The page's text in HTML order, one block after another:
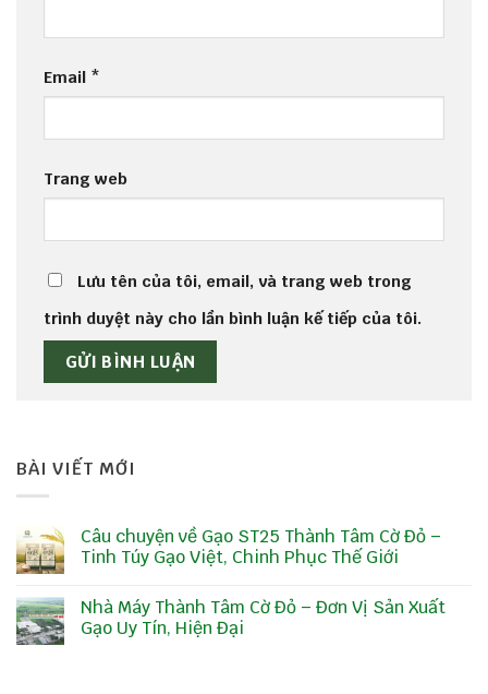
Email *
Trang web
Lưu tên của tôi, email, và trang web trong
trình duyệt này cho lần bình luận kế tiếp của tôi.
BÀI VIẾT MỚI
Câu chuyện về Gạo ST25 Thành Tâm Cờ Đỏ –
Tinh Túy Gạo Việt, Chinh Phục Thế Giới
Nhà Máy Thành Tâm Cờ Đỏ – Đơn Vị Sản Xuất
Gạo Uy Tín, Hiện Đại